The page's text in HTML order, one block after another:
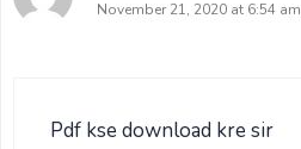
November 21, 2020 at 6:54 am
Pdf kse download kre sir